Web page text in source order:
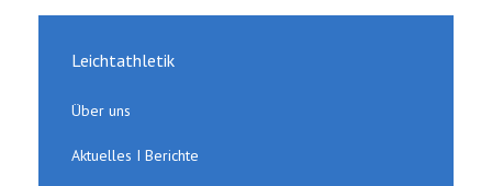
Leichtathletik
Über uns
Aktuelles I Berichte